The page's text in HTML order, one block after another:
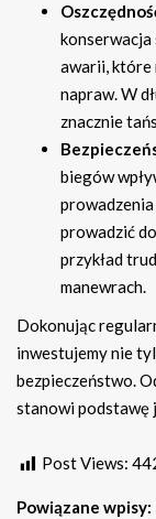
konserwacja
awarii, które
napraw. W
znacznie
biegów
prowadzić
przykład
manewrach.
Dokonując
inwestujemy nie
bezpieczeństwo.
stanowi podstawę
Post Views:
Powiązane wpisy: